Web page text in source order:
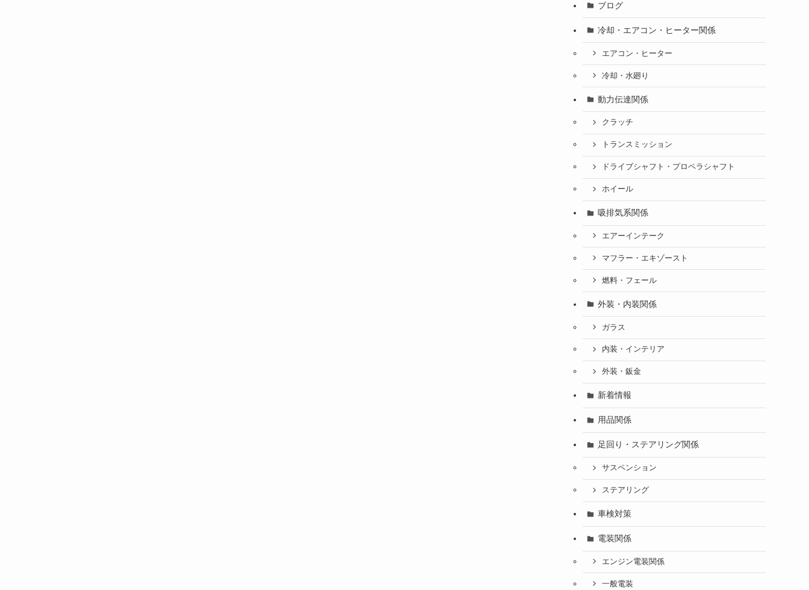
ブログ
冷却・エアコン・ヒーター関係
エアコン・ヒーター
冷却・水廻り
動力伝達関係
クラッチ
トランスミッション
ドライブシャフト・プロペラシャフト
ホイール
吸排気系関係
エアーインテーク
マフラー・エキゾースト
燃料・フェール
外装・内装関係
ガラス
内装・インテリア
外装・鈑金
新着情報
用品関係
足回り・ステアリング関係
サスペンション
ステアリング
車検対策
電装関係
エンジン電装関係
一般電装